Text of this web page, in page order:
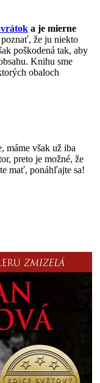
a je mierne
že ju niekto
poškodená tak, aby
Knihu sme
obaloch
máme však už iba
preto je možné, že
mať, ponáhľajte sa!